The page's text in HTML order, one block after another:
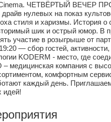
ЧЕТВЁРТЫЙ ВЕЧЕР
нулевых на показ
стиля и харизмы. История
шик и острый юмор. В
участие в розыгрыше от
— сбор гостей,
KODERM - место, где
медицинская компания с
комфортным
каждый день. Приглашаем
идей!